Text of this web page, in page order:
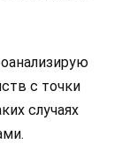
с точки
случаях